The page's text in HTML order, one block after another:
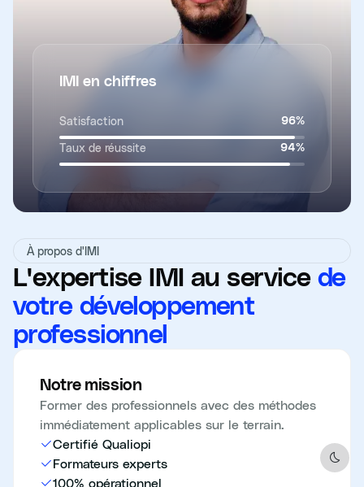
IMI en chiffres
Satisfaction 96%
Taux de réussite 94%
À propos d'IMI
L'expertise IMI au service de
votre développement
professionnel
Notre mission
Former des professionnels avec des méthodes
immédiatement applicables sur le terrain.
Certifié Qualiopi
Formateurs experts
100% opérationnel
Dark